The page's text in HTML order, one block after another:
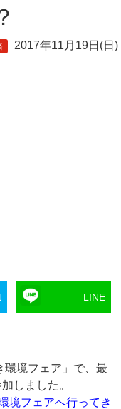
2017年11月19日(日)
LINE
環境フェア」で、最
しました。
境フェアへ行ってき